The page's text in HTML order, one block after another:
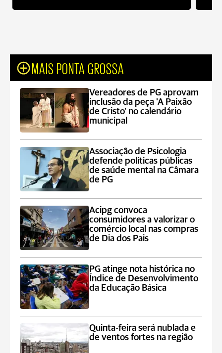
MAIS PONTA GROSSA
Vereadores de PG aprovam
inclusão da peça 'A Paixão
de Cristo' no calendário
municipal
Associação de Psicologia
defende políticas públicas
de saúde mental na Câmara
de PG
Acipg convoca
consumidores a valorizar o
comércio local nas compras
de Dia dos Pais
PG atinge nota histórica no
Índice de Desenvolvimento
da Educação Básica
Quinta-feira será nublada e
de ventos fortes na região